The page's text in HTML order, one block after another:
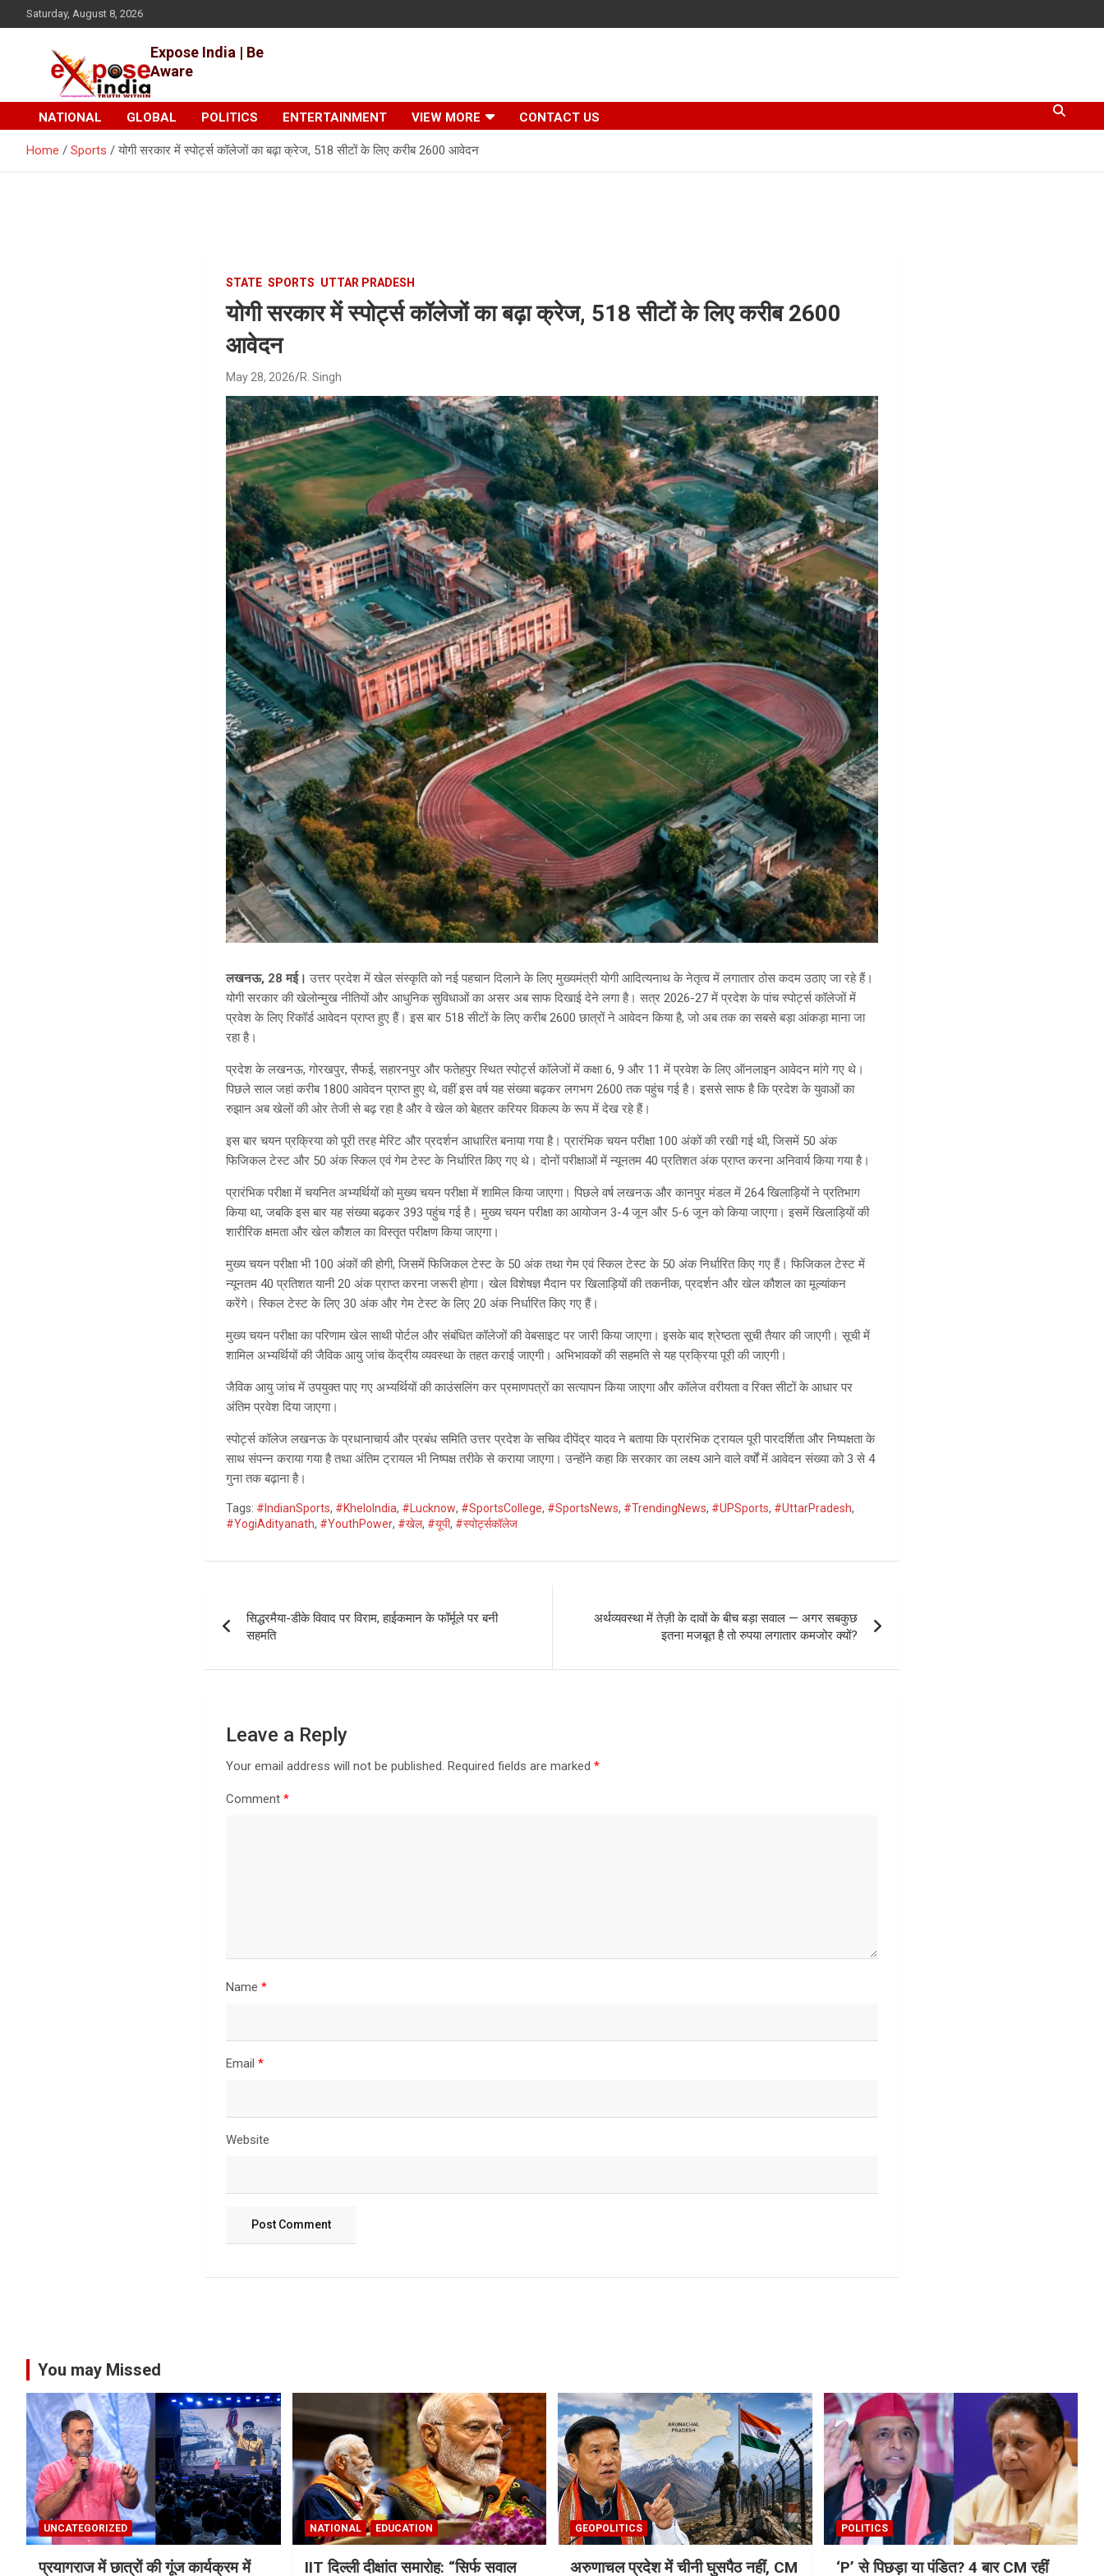
to
Saturday, August 8, 2026
Expose India | Be
Aware
NATIONAL GLOBAL POLITICS ENTERTAINMENT VIEW MORE CONTACT US
Home Sports योगी सरकार में स्पोर्ट्स कॉलेजों का बढ़ा क्रेज, 518 सीटों के लिए करीब 2600 आवेदन
STATE SPORTS UTTAR PRADESH
योगी सरकार में स्पोर्ट्स कॉलेजों का बढ़ा क्रेज, 518 सीटों के लिए करीब 2600
आवेदन
May 28, 2026 R. Singh
लखनऊ, 28 मई। उत्तर प्रदेश में खेल संस्कृति को नई पहचान दिलाने के लिए मुख्यमंत्री योगी आदित्यनाथ के नेतृत्व में लगातार ठोस कदम उठाए जा रहे हैं।
योगी सरकार की खेलोन्मुख नीतियों और आधुनिक सुविधाओं का असर अब साफ दिखाई देने लगा है। सत्र 2026-27 में प्रदेश के पांच स्पोर्ट्स कॉलेजों में
प्रवेश के लिए रिकॉर्ड आवेदन प्राप्त हुए हैं। इस बार 518 सीटों के लिए करीब 2600 छात्रों ने आवेदन किया है, जो अब तक का सबसे बड़ा आंकड़ा माना जा
रहा है।
प्रदेश के लखनऊ, गोरखपुर, सैफई, सहारनपुर और फतेहपुर स्थित स्पोर्ट्स कॉलेजों में कक्षा 6, 9 और 11 में प्रवेश के लिए ऑनलाइन आवेदन मांगे गए थे।
पिछले साल जहां करीब 1800 आवेदन प्राप्त हुए थे, वहीं इस वर्ष यह संख्या बढ़कर लगभग 2600 तक पहुंच गई है। इससे साफ है कि प्रदेश के युवाओं का
रुझान अब खेलों की ओर तेजी से बढ़ रहा है और वे खेल को बेहतर करियर विकल्प के रूप में देख रहे हैं।
इस बार चयन प्रक्रिया को पूरी तरह मेरिट और प्रदर्शन आधारित बनाया गया है। प्रारंभिक चयन परीक्षा 100 अंकों की रखी गई थी, जिसमें 50 अंक
फिजिकल टेस्ट और 50 अंक स्किल एवं गेम टेस्ट के निर्धारित किए गए थे। दोनों परीक्षाओं में न्यूनतम 40 प्रतिशत अंक प्राप्त करना अनिवार्य किया गया है।
प्रारंभिक परीक्षा में चयनित अभ्यर्थियों को मुख्य चयन परीक्षा में शामिल किया जाएगा। पिछले वर्ष लखनऊ और कानपुर मंडल में 264 खिलाड़ियों ने प्रतिभाग
किया था, जबकि इस बार यह संख्या बढ़कर 393 पहुंच गई है। मुख्य चयन परीक्षा का आयोजन 3-4 जून और 5-6 जून को किया जाएगा। इसमें खिलाड़ियों की
शारीरिक क्षमता और खेल कौशल का विस्तृत परीक्षण किया जाएगा।
मुख्य चयन परीक्षा भी 100 अंकों की होगी, जिसमें फिजिकल टेस्ट के 50 अंक तथा गेम एवं स्किल टेस्ट के 50 अंक निर्धारित किए गए हैं। फिजिकल टेस्ट में
न्यूनतम 40 प्रतिशत यानी 20 अंक प्राप्त करना जरूरी होगा। खेल विशेषज्ञ मैदान पर खिलाड़ियों की तकनीक, प्रदर्शन और खेल कौशल का मूल्यांकन
करेंगे। स्किल टेस्ट के लिए 30 अंक और गेम टेस्ट के लिए 20 अंक निर्धारित किए गए हैं।
मुख्य चयन परीक्षा का परिणाम खेल साथी पोर्टल और संबंधित कॉलेजों की वेबसाइट पर जारी किया जाएगा। इसके बाद श्रेष्ठता सूची तैयार की जाएगी। सूची में
शामिल अभ्यर्थियों की जैविक आयु जांच केंद्रीय व्यवस्था के तहत कराई जाएगी। अभिभावकों की सहमति से यह प्रक्रिया पूरी की जाएगी।
जैविक आयु जांच में उपयुक्त पाए गए अभ्यर्थियों की काउंसलिंग कर प्रमाणपत्रों का सत्यापन किया जाएगा और कॉलेज वरीयता व रिक्त सीटों के आधार पर
अंतिम प्रवेश दिया जाएगा।
स्पोर्ट्स कॉलेज लखनऊ के प्रधानाचार्य और प्रबंध समिति उत्तर प्रदेश के सचिव दीपेंद्र यादव ने बताया कि प्रारंभिक ट्रायल पूरी पारदर्शिता और निष्पक्षता के
साथ संपन्न कराया गया है तथा अंतिम ट्रायल भी निष्पक्ष तरीके से कराया जाएगा। उन्होंने कहा कि सरकार का लक्ष्य आने वाले वर्षों में आवेदन संख्या को 3 से 4
गुना तक बढ़ाना है।
Tags: #IndianSports, #KheloIndia, #Lucknow, #SportsCollege, #SportsNews, #TrendingNews, #UPSports, #UttarPradesh,
#YogiAdityanath, #YouthPower, #खेल, #यूपी, #स्पोर्ट्सकॉलेज
navigation
सिद्धरमैया-डीके विवाद पर विराम, हाईकमान के फॉर्मूले पर बनी
सहमति
अर्थव्यवस्था में तेज़ी के दावों के बीच बड़ा सवाल — अगर सबकुछ
इतना मजबूत है तो रुपया लगातार कमजोर क्यों?
Leave a Reply
Your email address will not be published. Required fields are marked*
Comment*
Name*
Email*
Website
You may Missed
UNCATEGORIZED
प्रयागराज में छात्रों की गूंज कार्यक्रम में
NATIONAL EDUCATION
IIT दिल्ली दीक्षांत समारोह: “सिर्फ सवाल
GEOPOLITICS
अरुणाचल प्रदेश में चीनी घुसपैठ नहीं, CM
POLITICS
‘P’ से पिछड़ा या पंडित? 4 बार CM रहीं